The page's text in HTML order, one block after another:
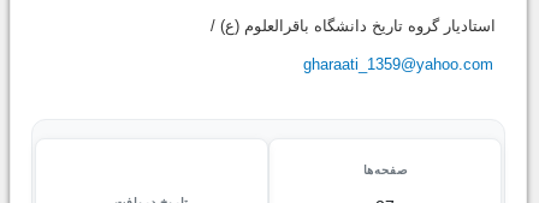
استادیار گروه تاریخ دانشگاه باقرالعلوم (ع) /
gharaati_1359@yahoo.com
صفحه‌ها